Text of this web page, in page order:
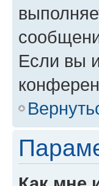
Если вы